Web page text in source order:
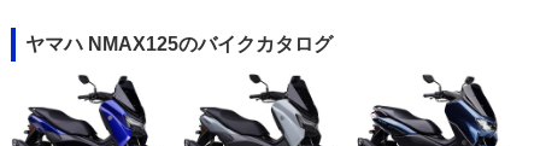
ヤマハ NMAX125のバイクカタログ